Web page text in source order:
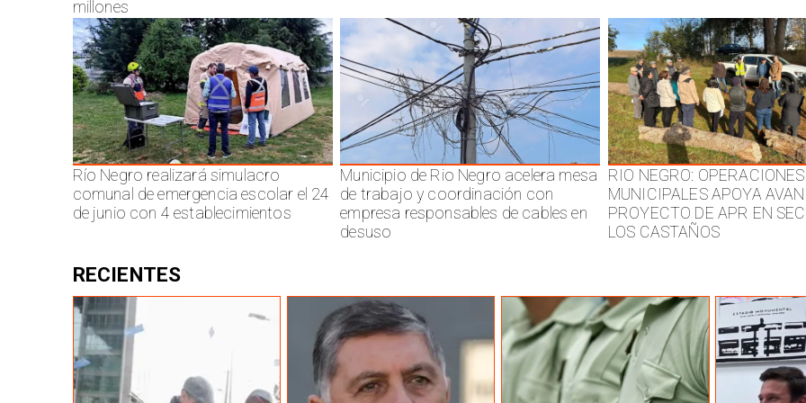
millones
Río Negro realizará simulacro
comunal de emergencia escolar el 24
de junio con 4 establecimientos
Municipio de Rio Negro acelera mesa
de trabajo y coordinación con
empresa responsables de cables en
desuso
RIO NEGRO: OPERACIONES
MUNICIPALES APOYA
PROYECTO DE APR EN
LOS CASTAÑOS
RECIENTES